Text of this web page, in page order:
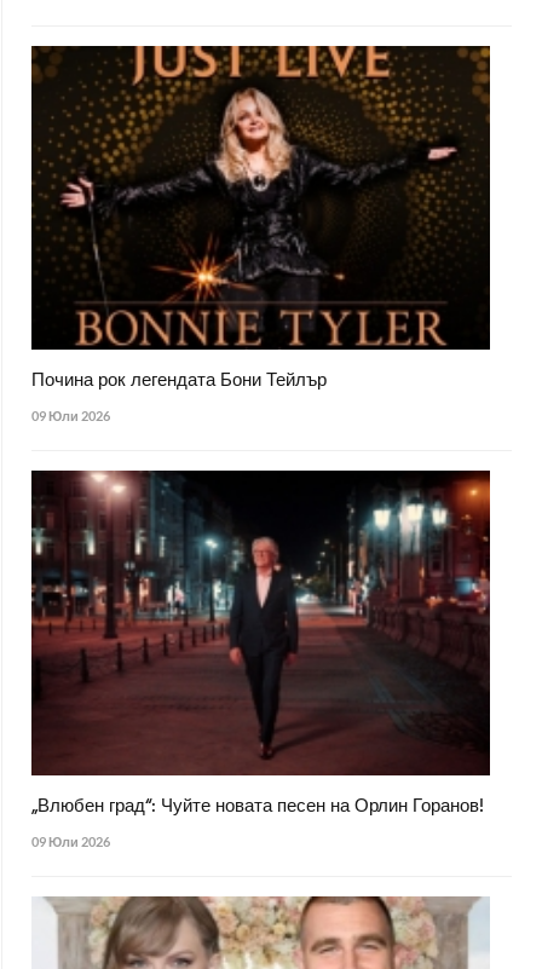
Почина рок легендата Бони Тейлър
09 Юли 2026
„Влюбен град“: Чуйте новата песен на Орлин Горанов!
09 Юли 2026